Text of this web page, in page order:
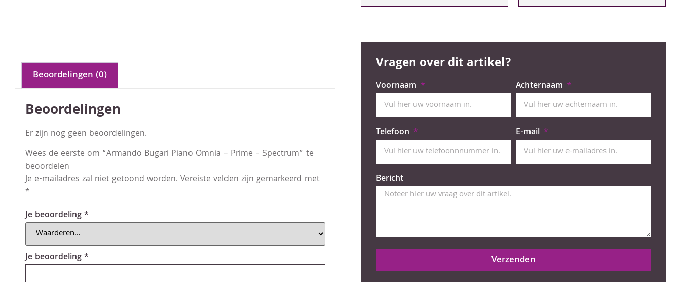
Beoordelingen (0)
Beoordelingen
Er zijn nog geen beoordelingen.
Wees de eerste om “Armando Bugari Piano Omnia – Prime – Spectrum” te
beoordelen
Je e-mailadres zal niet getoond worden. Vereiste velden zijn gemarkeerd met
*
Je beoordeling*
Je beoordeling*
Vragen over dit artikel?
Voornaam Achternaam
Telefoon E-mail
Bericht
Verzenden